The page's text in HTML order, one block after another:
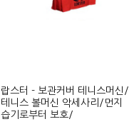
랍스터 - 보관커버 테니스머신/
테니스 볼머신 악세사리/먼지
습기로부터 보호/